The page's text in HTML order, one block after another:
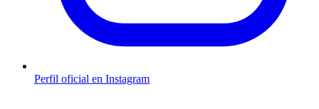
Perfil oficial en Instagram